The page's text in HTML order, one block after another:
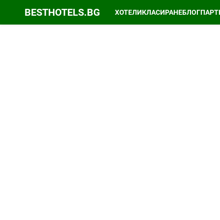
BESTHOTELS.BG ХОТЕЛИКЛАСИРАНЕБЛОГ